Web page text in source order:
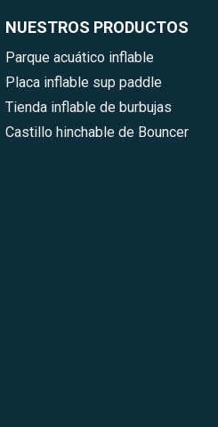
NUESTROS PRODUCTOS
Parque acuático inflable
Placa inflable sup paddle
Tienda inflable de burbujas
Castillo hinchable de Bouncer